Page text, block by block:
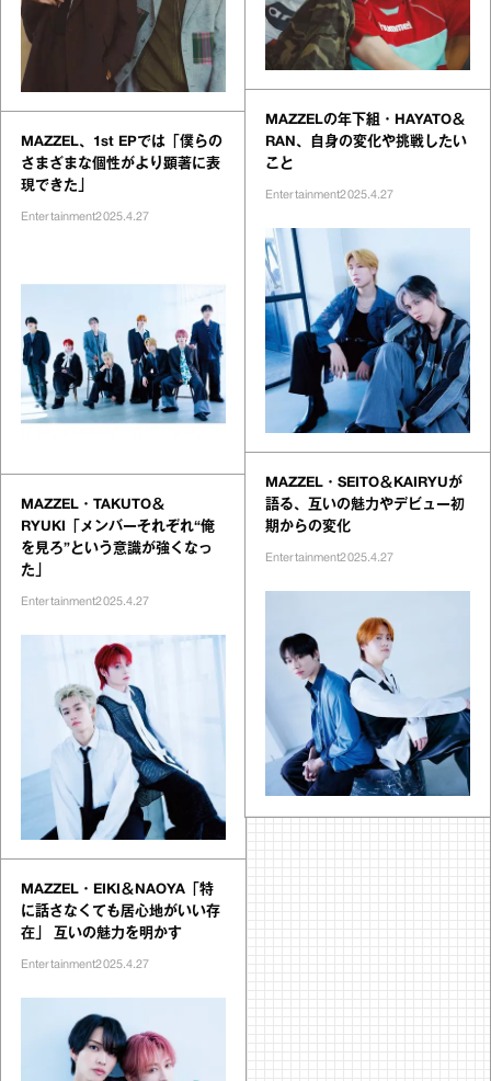
MAZZEL、1st EPでは「僕らの
さまざまな個性がより顕著に表
現できた」
Entertainment2025.4.27
MAZZEL・TAKUTO＆
RYUKI「メンバーそれぞれ“俺
を見ろ”という意識が強くなっ
た」
Entertainment2025.4.27
MAZZEL・EIKI＆NAOYA「特
に話さなくても居心地がいい存
在」 互いの魅力を明かす
Entertainment2025.4.27
MAZZELの年下組・HAYATO＆
RAN、自身の変化や挑戦したい
こと
Entertainment2025.4.27
MAZZEL・SEITO＆KAIRYUが
語る、互いの魅力やデビュー初
期からの変化
Entertainment2025.4.27